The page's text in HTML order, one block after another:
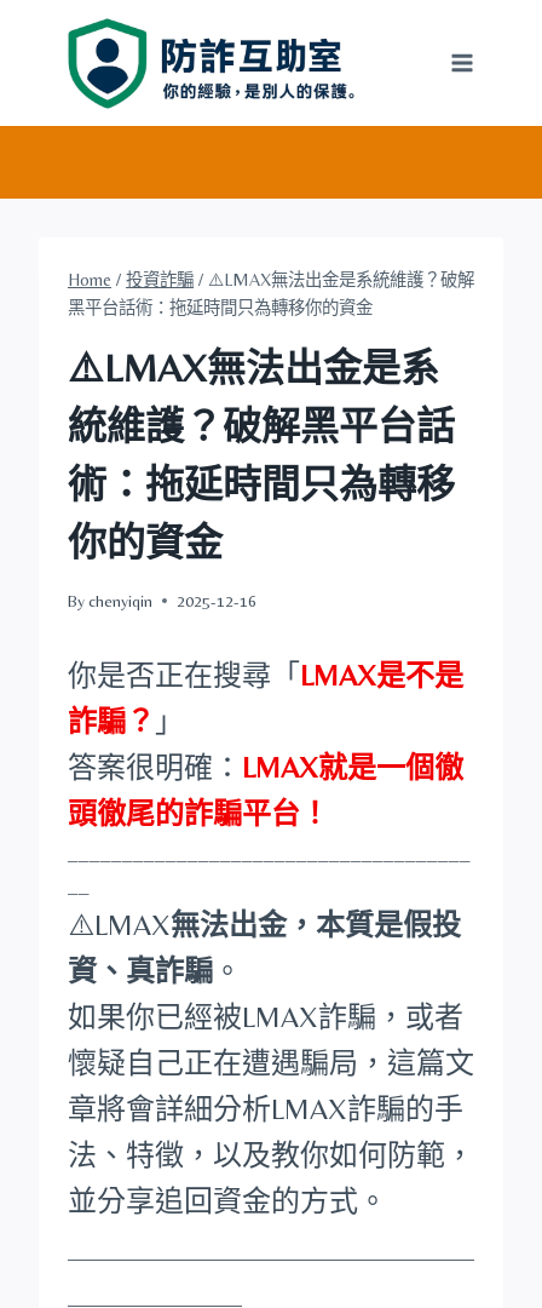
Home / 投資詐騙 / ⚠️LMAX無法出金是系統維護？破解
黑平台話術：拖延時間只為轉移你的資金
⚠️LMAX無法出金是系
統維護？破解黑平台話
術：拖延時間只為轉移
你的資金
Bychenyiqin 2025-12-16
你是否正在搜尋「 LMAX是不是
詐騙？ 」
答案很明確： LMAX就是一個徹
頭徹尾的詐騙平台！
⚠️LMAX無法出金，本質是假投
資、真詐騙 。
如果你已經被LMAX詐騙，或者
懷疑自己正在遭遇騙局，這篇文
章將會詳細分析LMAX詐騙的手
法、特徵，以及教你如何防範，
並分享追回資金的方式。